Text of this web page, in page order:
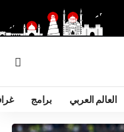
العالم العربي برامج